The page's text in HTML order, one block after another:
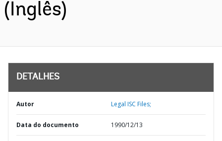
(Inglês)
DETALHES
Autor Legal ISC Files;
Data do documento 1990/12/13